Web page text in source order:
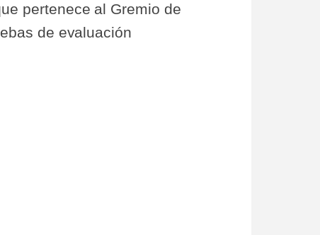
pertenece al Gremio de
de evaluación